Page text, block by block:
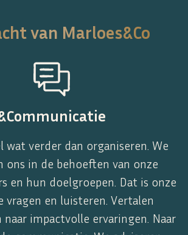
van Marloes&Co
wat verder dan organiseren. We
ons in de behoeften van onze
en hun doelgroepen. Dat is onze
vragen en luisteren. Vertalen
impactvolle ervaringen. Naar